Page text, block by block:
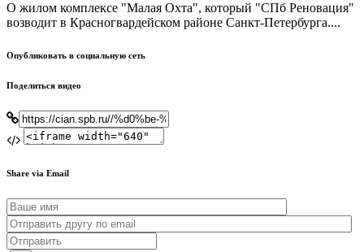
О жилом комплексе "Малая Охта", который "СПб Реновация"
возводит в Красногвардейском районе Санкт-Петербурга....
Опубликовать в социальную сеть
Поделиться видео
Share via Email